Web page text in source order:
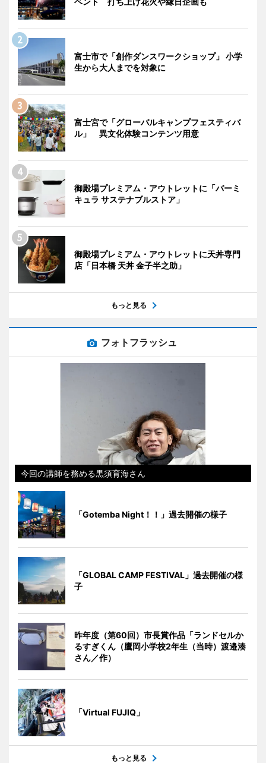
富士市で「創作ダンスワークショップ」 小学
生から大人までを対象に
富士宮で「グローバルキャンプフェスティバ
ル」 異文化体験コンテンツ用意
御殿場プレミアム・アウトレットに「バーミ
キュラ サステナブルストア」
御殿場プレミアム・アウトレットに天丼専門
店「日本橋 天丼 金子半之助」
もっと見る
フォトフラッシュ
今回の講師を務める黒須育海さん
「Gotemba Night！！」過去開催の様子
「GLOBAL CAMP FESTIVAL」過去開催の様
子
昨年度（第60回）市長賞作品「ランドセルか
るすぎくん（鷹岡小学校2年生（当時）渡邉湊
さん／作）
「Virtual FUJIQ」
もっと見る